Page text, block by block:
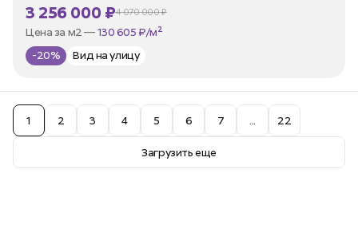
3 256 000 ₽4 070 000 ₽
В ипотеку —от 15 617 ₽/мес
Цена за м2 —
-20% Вид на улицу
1 2 3 4 5 6 7 22
Загрузить еще